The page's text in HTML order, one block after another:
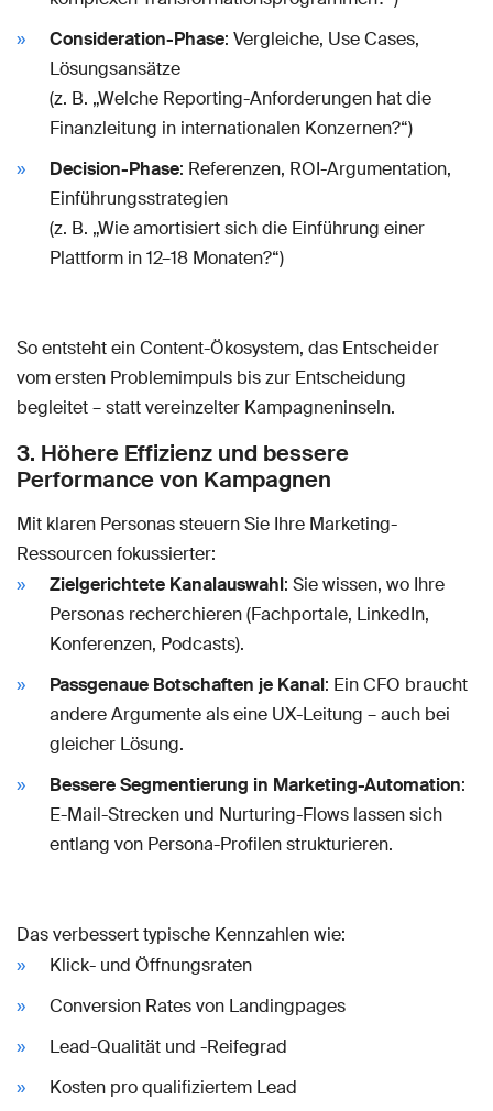
Consideration-Phase: Vergleiche, Use Cases,
Lösungsansätze
(z. B. „Welche Reporting-Anforderungen hat die
Finanzleitung in internationalen Konzernen?“)
Decision-Phase: Referenzen, ROI-Argumentation,
Einführungsstrategien
(z. B. „Wie amortisiert sich die Einführung einer
Plattform in 12–18 Monaten?“)
So entsteht ein Content-Ökosystem, das Entscheider
vom ersten Problemimpuls bis zur Entscheidung
begleitet – statt vereinzelter Kampagneninseln.
3. Höhere Effizienz und bessere
Performance von Kampagnen
Mit klaren Personas steuern Sie Ihre Marketing-
Ressourcen fokussierter:
Zielgerichtete Kanalauswahl: Sie wissen, wo Ihre
Personas recherchieren (Fachportale, LinkedIn,
Konferenzen, Podcasts).
Passgenaue Botschaften je Kanal: Ein CFO braucht
andere Argumente als eine UX-Leitung – auch bei
gleicher Lösung.
Bessere Segmentierung in Marketing-Automation:
E-Mail-Strecken und Nurturing-Flows lassen sich
entlang von Persona-Profilen strukturieren.
Das verbessert typische Kennzahlen wie:
Klick- und Öffnungsraten
Conversion Rates von Landingpages
Lead-Qualität und -Reifegrad
Kosten pro qualifiziertem Lead